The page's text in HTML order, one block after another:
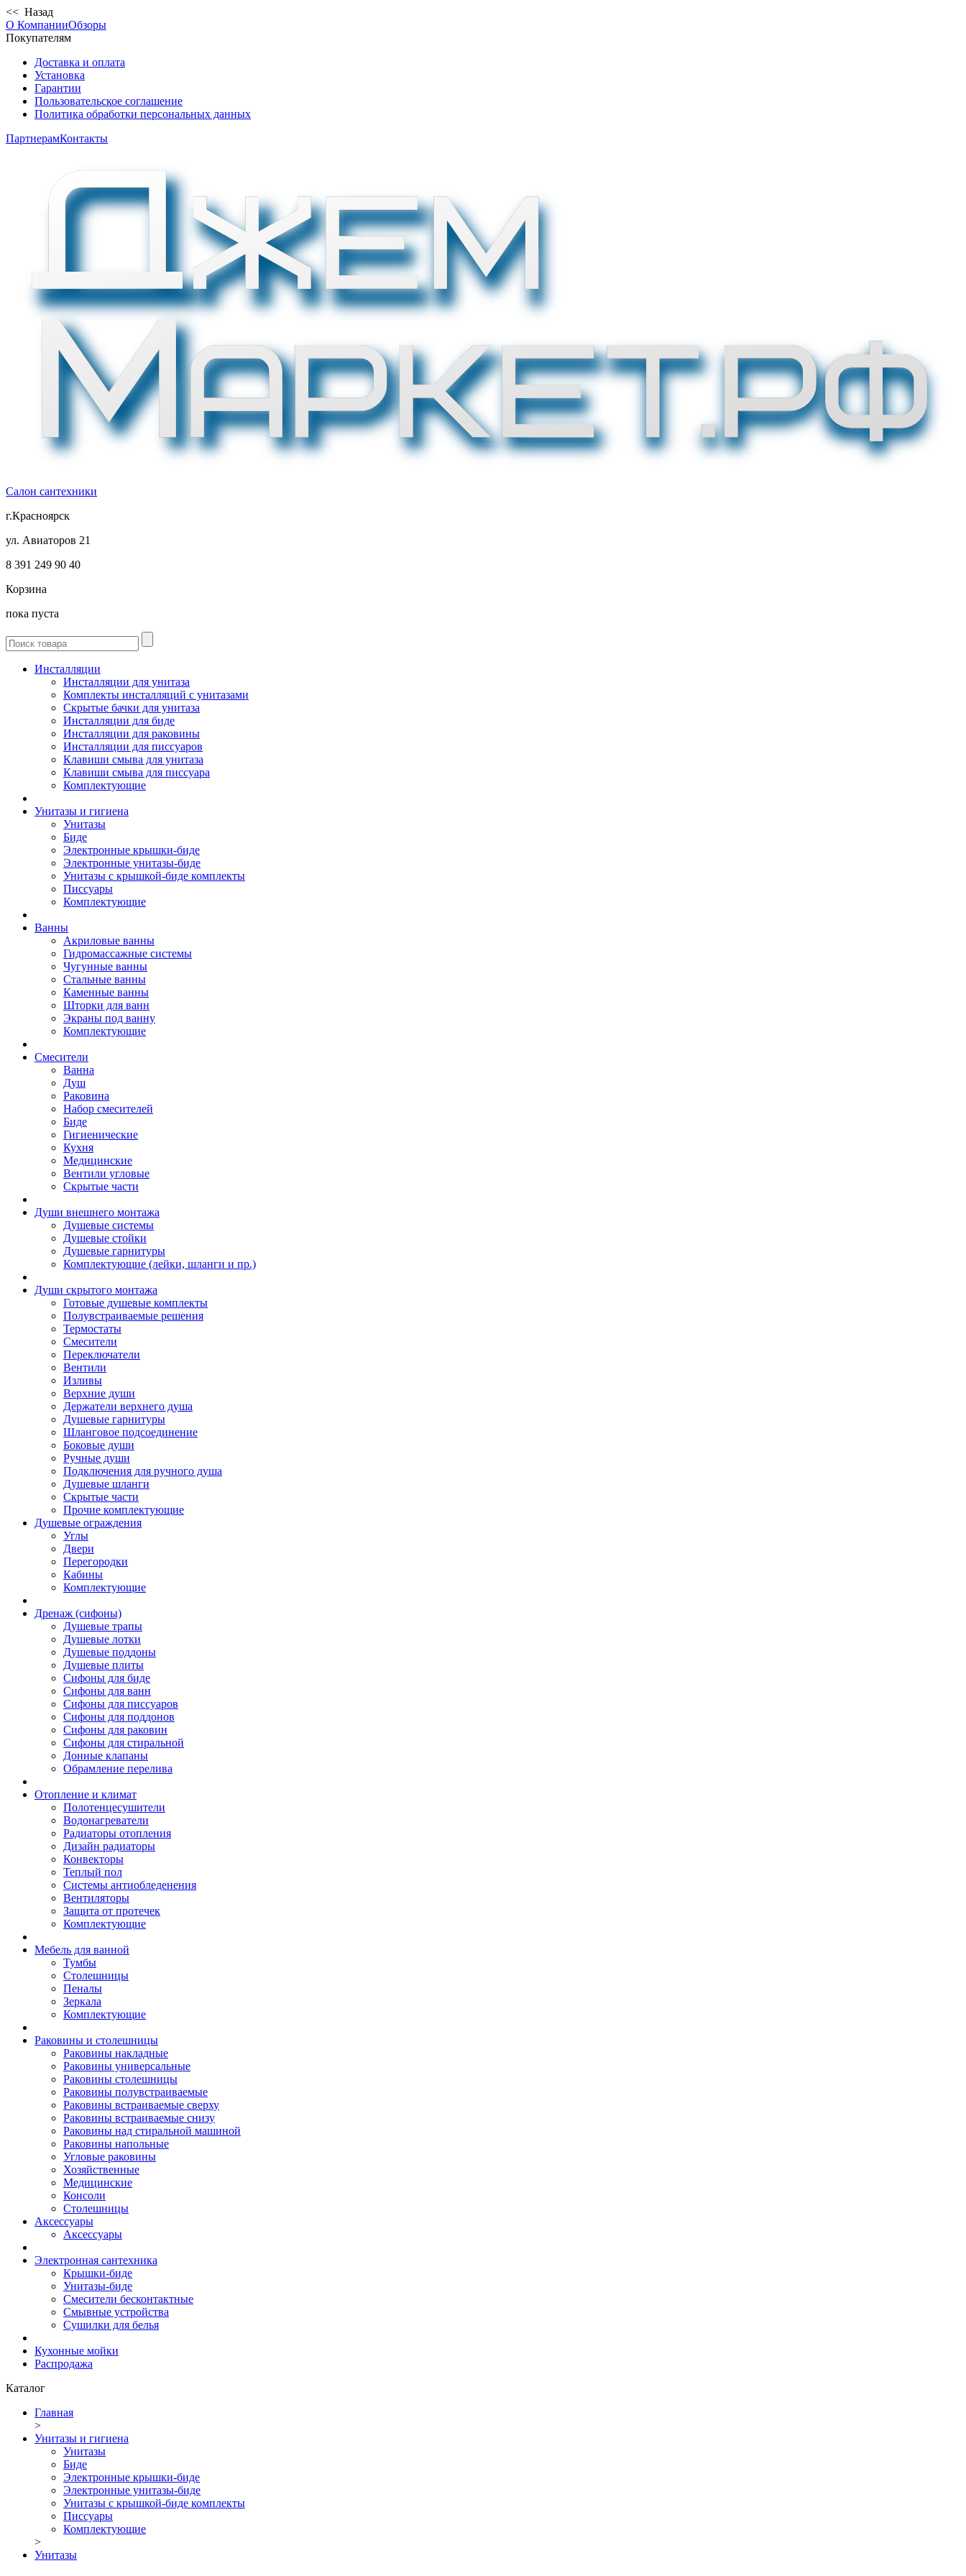
<< Назад
О КомпанииОбзоры
Покупателям
Доставка и оплата
Установка
Гарантии
Пользовательское соглашение
Политика обработки персональных данных
ПартнерамКонтакты
Салон сантехники
г.Красноярск
ул. Авиаторов 21
8 391 249 90 40
Корзина
пока пуста
Инсталляции
Инсталляции для унитаза
Комплекты инсталляций с унитазами
Скрытые бачки для унитаза
Инсталляции для биде
Инсталляции для раковины
Инсталляции для писсуаров
Клавиши смыва для унитаза
Клавиши смыва для писсуара
Комплектующие
Унитазы и гигиена
Унитазы
Биде
Электронные крышки-биде
Электронные унитазы-биде
Унитазы с крышкой-биде комплекты
Писсуары
Комплектующие
Ванны
Акриловые ванны
Гидромассажные системы
Чугунные ванны
Стальные ванны
Каменные ванны
Шторки для ванн
Экраны под ванну
Комплектующие
Смесители
Ванна
Душ
Раковина
Набор смесителей
Биде
Гигиенические
Кухня
Медицинские
Вентили угловые
Скрытые части
Души внешнего монтажа
Душевые системы
Душевые стойки
Душевые гарнитуры
Комплектующие (лейки, шланги и пр.)
Души скрытого монтажа
Готовые душевые комплекты
Полувстраиваемые решения
Термостаты
Смесители
Переключатели
Вентили
Изливы
Верхние души
Держатели верхнего душа
Душевые гарнитуры
Шланговое подсоединение
Боковые души
Ручные души
Подключения для ручного душа
Душевые шланги
Скрытые части
Прочие комплектующие
Душевые ограждения
Углы
Двери
Перегородки
Кабины
Комплектующие
Дренаж (сифоны)
Душевые трапы
Душевые лотки
Душевые поддоны
Душевые плиты
Сифоны для биде
Сифоны для ванн
Сифоны для писсуаров
Сифоны для поддонов
Сифоны для раковин
Сифоны для стиральной
Донные клапаны
Обрамление перелива
Отопление и климат
Полотенцесушители
Водонагреватели
Радиаторы отопления
Дизайн радиаторы
Конвекторы
Теплый пол
Системы антиобледенения
Вентиляторы
Защита от протечек
Комплектующие
Мебель для ванной
Тумбы
Столешницы
Пеналы
Зеркала
Комплектующие
Раковины и столешницы
Раковины накладные
Раковины универсальные
Раковины столешницы
Раковины полувстраиваемые
Раковины встраиваемые сверху
Раковины встраиваемые снизу
Раковины над стиральной машиной
Раковины напольные
Угловые раковины
Хозяйственные
Медицинские
Консоли
Столешницы
Аксессуары
Аксессуары
Электронная сантехника
Крышки-биде
Унитазы-биде
Смесители бесконтактные
Смывные устройства
Сушилки для белья
Кухонные мойки
Распродажа
Каталог
Главная
>
Унитазы и гигиена
Унитазы
Биде
Электронные крышки-биде
Электронные унитазы-биде
Унитазы с крышкой-биде комплекты
Писсуары
Комплектующие
>
Унитазы